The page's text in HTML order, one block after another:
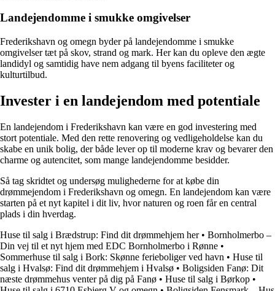
Landejendomme i smukke omgivelser
Frederikshavn og omegn byder på landejendomme i smukke
omgivelser tæt på skov, strand og mark. Her kan du opleve den ægte
landidyl og samtidig have nem adgang til byens faciliteter og
kulturtilbud.
Invester i en landejendom med potentiale
En landejendom i Frederikshavn kan være en god investering med
stort potentiale. Med den rette renovering og vedligeholdelse kan du
skabe en unik bolig, der både lever op til moderne krav og bevarer den
charme og autencitet, som mange landejendomme besidder.
Så tag skridtet og undersøg mulighederne for at købe din
drømmejendom i Frederikshavn og omegn. En landejendom kan være
starten på et nyt kapitel i dit liv, hvor naturen og roen får en central
plads i din hverdag.
Huse til salg i Brædstrup: Find dit drømmehjem her• Bornholmerbo –
Din vej til et nyt hjem med EDC Bornholmerbo i Rønne •
Sommerhuse til salg i Bork: Skønne ferieboliger ved havn • Huse til
salg i Hvalsø: Find dit drømmehjem i Hvalsø • Boligsiden Fanø: Dit
næste drømmehus venter på dig på Fanø • Huse til salg i Børkop •